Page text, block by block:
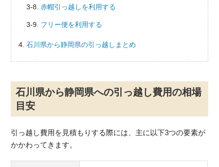
赤帽引っ越しを利用する
フリー便を利用する
石川県から静岡県の引っ越しまとめ
石川県から静岡県への引っ越し費用の相場
目安
引っ越し費用を見積もりする際には、主に以下3つの要素が
かかわってきます。